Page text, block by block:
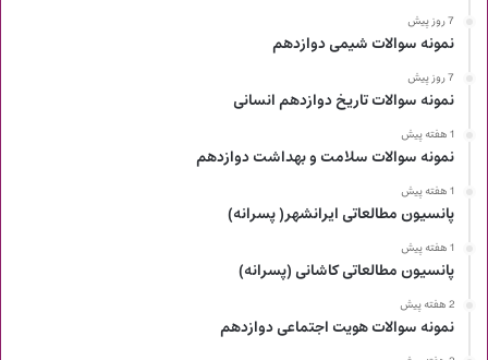
7 روز پیش
نمونه سوالات شیمی دوازدهم
7 روز پیش
نمونه سوالات تاریخ دوازدهم انسانی
1 هفته پیش
نمونه سوالات سلامت و بهداشت دوازدهم
1 هفته پیش
پانسیون مطالعاتی ایرانشهر( پسرانه)
1 هفته پیش
پانسیون مطالعاتی کاشانی (پسرانه)
2 هفته پیش
نمونه سوالات هویت اجتماعی دوازدهم